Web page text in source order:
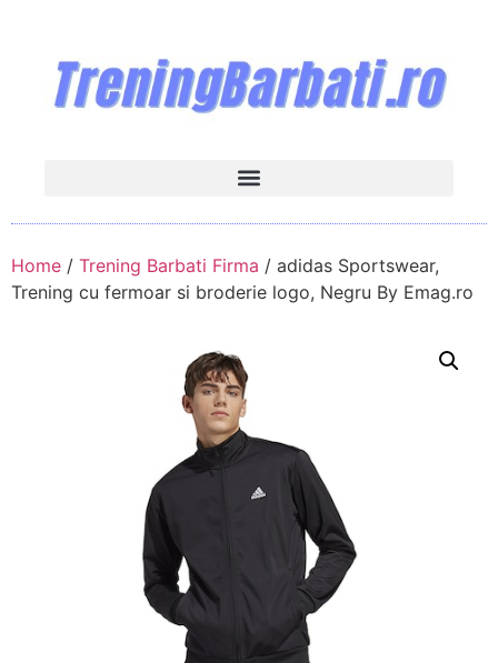
Home / Trening Barbati Firma / adidas Sportswear,
Trening cu fermoar si broderie logo, Negru By Emag.ro